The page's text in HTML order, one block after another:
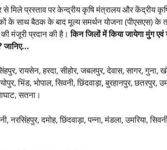
मिले प्रस्ताव पर केन्द्रीय कृषि मंत्रालय और केंद्रीय
के साथ बैठक के बाद मूल्य समर्थन योजना (पीएसएस) के
मंजूरी प्रदान की है।किन जिलों में किया जायेगा मुंग
जानिए…
रायसेन, हरदा, सीहोर, जबलपुर, देवास, सागर, गुना,
भिंड, भोपाल, सिवनी, छिंदवाड़ा, बुरहानपुर, छतरपुर,
सतना।
नरसिंहपुर, दमोह, छिंदवाड़ा, पन्ना, मंडला, उमरिया,